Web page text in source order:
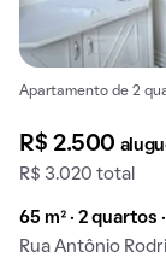
Apartamento de 2
R$ 2.500
R$ 3.020 total
65 m² · 2 quartos
Rua Antônio